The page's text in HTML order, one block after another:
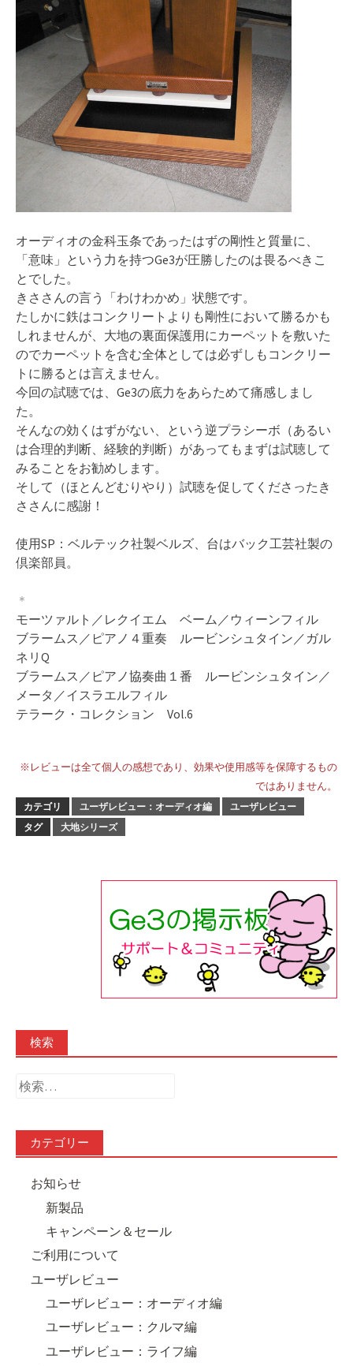
オーディオの金科玉条であったはずの剛性と質量に、
「意味」という力を持つGe3が圧勝したのは畏るべきこ
とでした。
きささんの言う「わけわかめ」状態です。
たしかに鉄はコンクリートよりも剛性において勝るかも
しれませんが、大地の裏面保護用にカーペットを敷いた
のでカーペットを含む全体としては必ずしもコンクリー
トに勝るとは言えません。
今回の試聴では、Ge3の底力をあらためて痛感しまし
た。
そんなの効くはずがない、という逆プラシーボ（あるい
は合理的判断、経験的判断）があってもまずは試聴して
みることをお勧めします。
そして（ほとんどむりやり）試聴を促してくださったき
ささんに感謝！
使用SP：ベルテック社製ベルズ、台はバック工芸社製の
倶楽部員。
＊
モーツァルト／レクイエム ベーム／ウィーンフィル
ブラームス／ピアノ４重奏 ルービンシュタイン／ガル
ネリQ
ブラームス／ピアノ協奏曲１番 ルービンシュタイン／
メータ／イスラエルフィル
テラーク・コレクション Vol.6
※レビューは全て個人の感想であり、効果や使用感等を保障するもの
ではありません。
カテゴリ ユーザレビュー：オーディオ編
ユーザレビュー
タグ
大地シリーズ
検索
検
カテゴリー
お知らせ
新製品
キャンペーン＆セール
ご利用について
ユーザレビュー
ユーザレビュー：オーディオ編
ユーザレビュー：クルマ編
ユーザレビュー：ライフ編